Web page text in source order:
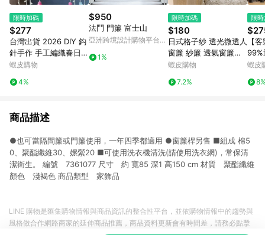
限時加碼
$277
台灣出貨 2026 DIY 鈎
針手作 手工編織春日花
朵門簾材料包毛線編織
鈴蘭材
蝦皮購物
4%
$950
法鬥 門簾 富士山
亞洲跨境設計購物平台
1%
限時加碼
$180
日式格子紗 透光微透人
窗簾 紗簾 透氣窗簾紗
半遮光窗簾 陽台窗戶落
私隔簾 窗紗簾 窗簾布
蝦皮購物
7.2%
限
【
99%
音隔
棉麻
蝦皮
商品描述
●也可當隔間簾或門簾使用，一年四季都適用 ●窗簾桿另售 ■組成 棉5
0、聚酯纖維30、嫘縈20 ■可使用洗衣機清洗(請使用洗衣網)，常保清
潔衛生。 編號 7361077 尺寸 約 寬85 深1 高150 cm 材質 聚酯纖維
顏色 淺褐色 商品類型 家飾品
LINE 購物是匯集購物情報與商品資訊的整合性平台，並依購物情報中的趨勢與
風格做合作網路商家的延伸商品推薦，商品資料更新會有時間差，請務必點擊